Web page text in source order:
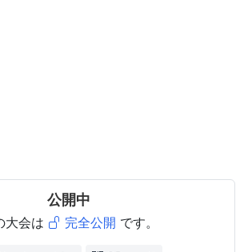
公開中
大会は 完全公開 です。